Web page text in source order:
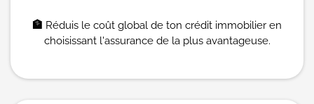
🏦 Réduis le coût global de ton crédit immobilier en
choisissant l'assurance de la plus avantageuse.